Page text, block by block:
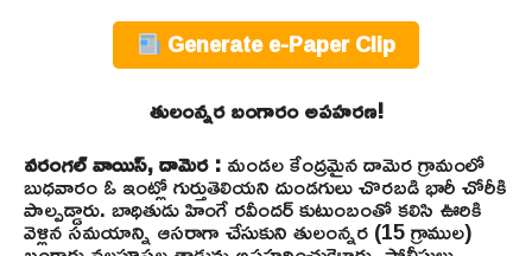
Generate e-Paper Clip
తులంన్నర బంగారం అపహరణ!
వరంగల్ వాయిస్, దామెర :మండల కేంద్రమైన దామెర గ్రామంలో
బుధవారం ఓ ఇంట్లో గుర్తుతెలియని దుండగులు చొరబడి భారీ చోరీకి
పాల్పడ్డారు. బాధితుడు హింగే రవీందర్ కుటుంబంతో కలిసి ఊరికి
వెళ్లిన సమయాన్ని ఆసరాగా చేసుకుని తులంన్నర (15 గ్రాముల)